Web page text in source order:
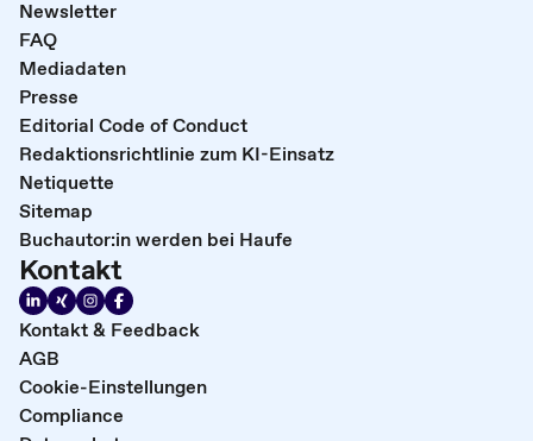
Newsletter
FAQ
Mediadaten
Presse
Editorial Code of Conduct
Redaktionsrichtlinie zum KI-Einsatz
Netiquette
Sitemap
Buchautor:in werden bei Haufe
Kontakt
Kontakt & Feedback
AGB
Cookie-Einstellungen
Compliance